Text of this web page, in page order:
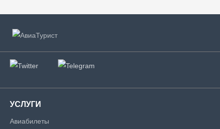
УСЛУГИ
Авиабилеты